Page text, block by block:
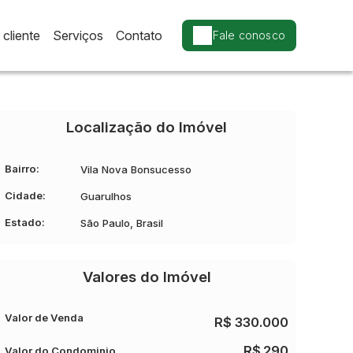
Fale conosco
Contato
Serviços
Localização do Imóvel
Bairro: Vila Nova Bonsucesso
Cidade: Guarulhos
Estado: São Paulo, Brasil
Valores do Imóvel
R$ 330.000
Valor de Venda
Valor do Condominio